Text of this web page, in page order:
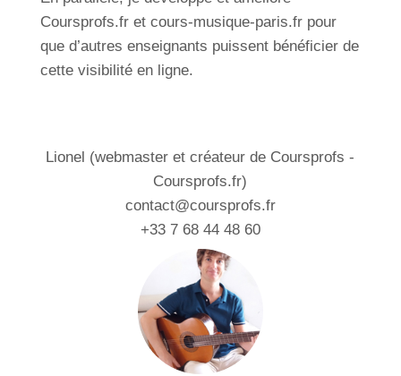
Coursprofs.fr et cours-musique-paris.fr pour
que d’autres enseignants puissent bénéficier de
cette visibilité en ligne.
Lionel (webmaster et créateur de Coursprofs -
Coursprofs.fr)
contact@coursprofs.fr
+33 7 68 44 48 60